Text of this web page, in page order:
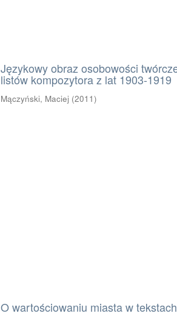
Językowy obraz osobowości
listów kompozytora z lat 1903-1919
Mączyński, Maciej (2011)
O wartościowaniu miasta w